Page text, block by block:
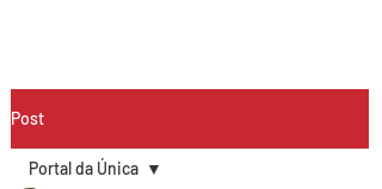
Post
Portal da Única